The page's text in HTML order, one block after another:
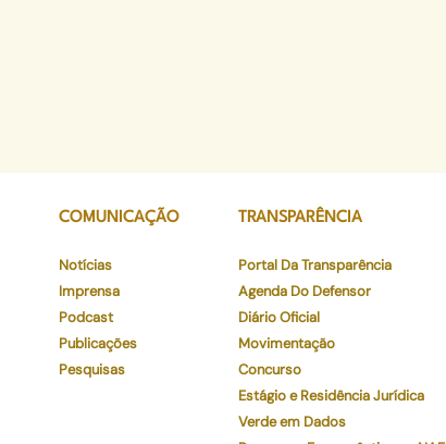
COMUNICAÇÃO
Notícias
Imprensa
Podcast
Publicações
Pesquisas
TRANSPARÊNCIA
Portal Da Transparência
Agenda Do Defensor
Diário Oficial
Movimentação
Concurso
Estágio e Residência Jurídica
Verde em Dados